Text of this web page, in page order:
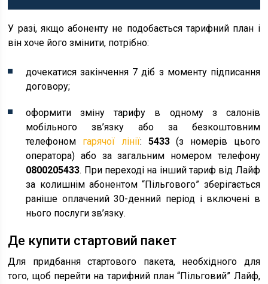
У разі, якщо абоненту не подобається тарифний план і
він хоче його змінити, потрібно:
дочекатися закінчення 7 діб з моменту підписання
договору;
оформити зміну тарифу в одному з салонів
мобільного зв’язку або за безкоштовним
телефоном гарячої лінії: 5433(з номерів цього
оператора) або за загальним номером телефону
0800205433. При переході на інший тариф від Лайф
за колишнім абонентом “Пільгового” зберігається
раніше оплачений 30-денний період і включені в
нього послуги зв’язку.
Де купити стартовий пакет
Для придбання стартового пакета, необхідного для
того, щоб перейти на тарифний план “Пільговий” Лайф,